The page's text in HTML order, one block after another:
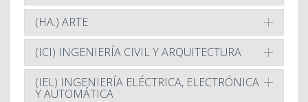
(HA.) ARTE
(ICI) INGENIERÍA CIVIL Y ARQUITECTURA
(IEL) INGENIERÍA ELÉCTRICA, ELECTRÓNICA
Y AUTOMÁTICA